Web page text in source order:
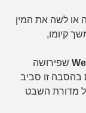
או לשה את המין
קיומו,
שפירושה
בהסבה זו סביב
מדורת השבט